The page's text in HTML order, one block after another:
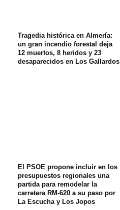
Tragedia histórica en Almería:
un gran incendio forestal deja
12 muertos, 8 heridos y 23
desaparecidos en Los Gallardos
El PSOE propone incluir en los
presupuestos regionales una
partida para remodelar la
carretera RM-620 a su paso por
La Escucha y Los Jopos